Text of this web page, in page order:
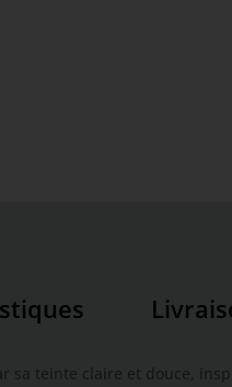
sa teinte claire et douce,